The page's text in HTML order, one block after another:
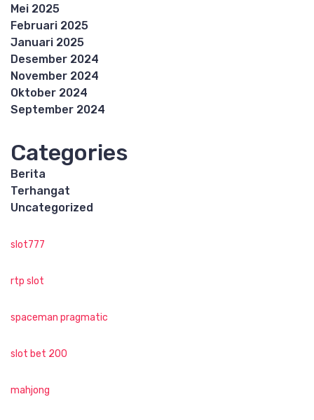
Mei 2025
Februari 2025
Januari 2025
Desember 2024
November 2024
Oktober 2024
September 2024
Categories
Berita
Terhangat
Uncategorized
slot777
rtp slot
spaceman pragmatic
slot bet 200
mahjong